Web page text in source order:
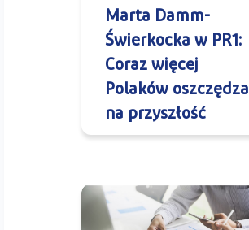
Marta Damm-
Świerkocka w PR1:
Coraz więcej
Polaków oszczędza
na przyszłość